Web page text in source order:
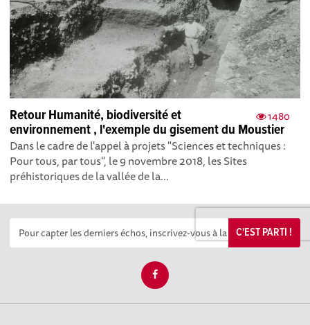
1480
Retour Humanité, biodiversité et
environnement , l'exemple du gisement du Moustier
Dans le cadre de l'appel à projets "Sciences et techniques :
Pour tous, par tous", le 9 novembre 2018, les Sites
préhistoriques de la vallée de la...
C'EST PARTI !